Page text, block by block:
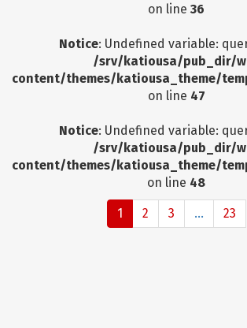
on line 36
Notice: Undefined variable:
/srv/katiousa/pub_dir/
content/themes/katiousa_theme/
on line 47
Notice: Undefined variable:
/srv/katiousa/pub_dir/
content/themes/katiousa_theme/
on line 48
1 2 3 ... 23